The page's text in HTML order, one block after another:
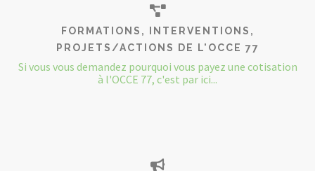
FORMATIONS, INTERVENTIONS,
PROJETS/ACTIONS DE L'OCCE 77
Si vous vous demandez pourquoi vous payez une cotisation
à l'OCCE 77, c'est par ici...